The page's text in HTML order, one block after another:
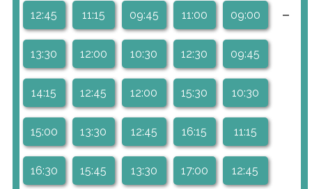
12:45
13:30
14:15
15:00
16:30
11:15
12:00
12:45
13:30
15:45
09:45
10:30
12:00
12:45
13:30
11:00
12:30
15:30
16:15
17:00
09:00
09:45
10:30
11:15
12:45
-